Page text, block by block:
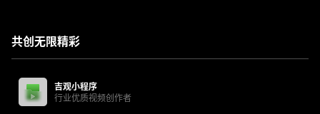
侧的应用选项，在右侧找到…
共创无限精彩
吉观小程序
行业优质视频创作者